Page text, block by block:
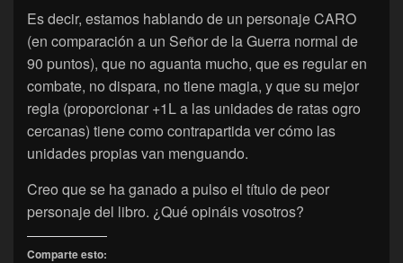
Es decir, estamos hablando de un personaje CARO
(en comparación a un Señor de la Guerra normal de
90 puntos), que no aguanta mucho, que es regular en
combate, no dispara, no tiene magia, y que su mejor
regla (proporcionar +1L a las unidades de ratas ogro
cercanas) tiene como contrapartida ver cómo las
unidades propias van menguando.
Creo que se ha ganado a pulso el título de peor
personaje del libro. ¿Qué opináis vosotros?
Comparte esto: